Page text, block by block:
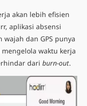
akan lebih efisien
aplikasi absensi
dan GPS punya
waktu kerja
dari burn-out.